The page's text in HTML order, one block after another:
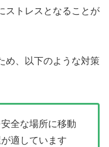
ストレスとなることが
め、以下のような対策
全な場所に移動
適しています